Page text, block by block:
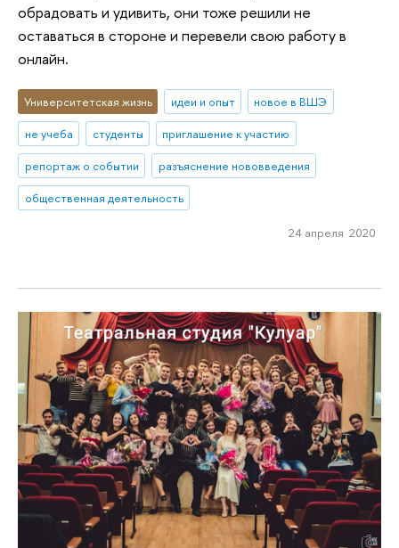
обрадовать и удивить, они тоже решили не
оставаться в стороне и перевели свою работу в
онлайн.
Университетская жизнь идеи и опыт
новое в ВШЭ
не учеба
студенты
приглашение к участию
репортаж о событии
разъяснение нововведения
общественная деятельность
24 апреля 2020